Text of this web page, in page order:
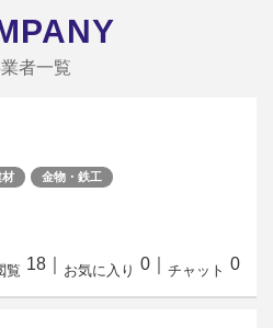
者一覧
材 金物・鉄工
覧 18 お気に入り 0 チャット 0